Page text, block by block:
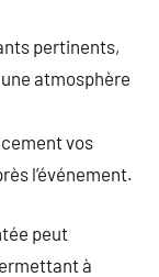
pertinents,
atmosphère
vos
l’événement.
peut
à